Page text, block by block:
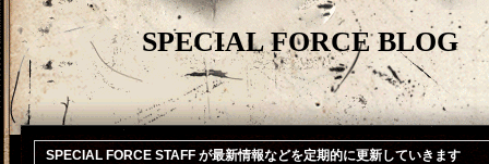
SPECIAL FORCE BLOG
SPECIAL FORCE STAFF が最新情報などを定期的に更新していきます